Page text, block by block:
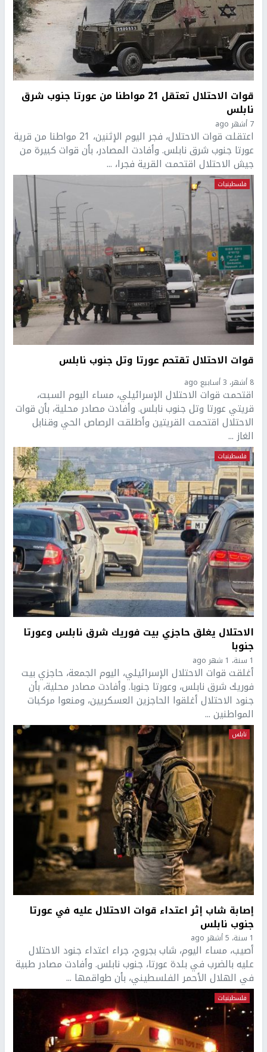
قوات الاحتلال تعتقل 21 مواطنا من عورتا جنوب شرق
نابلس
7 أشهر ago
اعتقلت قوات الاحتلال، فجر اليوم الإثنين، 21 مواطنا من قرية
عورتا جنوب شرق نابلس. وأفادت المصادر، بأن قوات كبيرة من
جيش الاحتلال اقتحمت القرية فجرا، ...
فلسطينيات
قوات الاحتلال تقتحم عورتا وتل جنوب نابلس
8 أشهر، 3 أسابيع ago
اقتحمت قوات الاحتلال الإسرائيلي، مساء اليوم السبت،
قريتي عورتا وتل جنوب نابلس. وأفادت مصادر محلية، بأن قوات
الاحتلال اقتحمت القريتين وأطلقت الرصاص الحي وقنابل
الغاز ...
فلسطينيات
الاحتلال يغلق حاجزي بيت فوريك شرق نابلس وعورتا
جنوبا
1 سنة، 1 شهر ago
أغلقت قوات الاحتلال الإسرائيلي، اليوم الجمعة، حاجزي بيت
فوريك شرق نابلس، وعورتا جنوبا. وأفادت مصادر محلية، بأن
جنود الاحتلال أغلقوا الحاجزين العسكريين، ومنعوا مركبات
المواطنين ...
نابلس
إصابة شاب إثر اعتداء قوات الاحتلال عليه في عورتا
جنوب نابلس
1 سنة، 5 أشهر ago
أصيب، مساء اليوم، شاب بجروح، جراء اعتداء جنود الاحتلال
عليه بالضرب في بلدة عورتا، جنوب نابلس. وأفادت مصادر طبية
في الهلال الأحمر الفلسطيني، بأن طواقمها ...
فلسطينيات